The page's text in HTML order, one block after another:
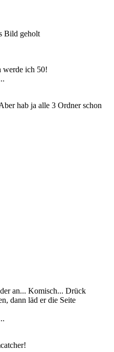
Bild geholt
werde ich 50!
hab ja alle 3 Ordner schon
an... Komisch... Drück
dann läd er die Seite